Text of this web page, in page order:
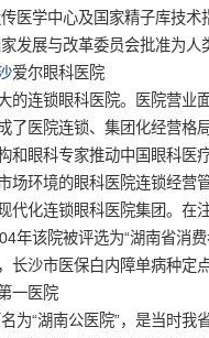
医学中心及国家精子库技
发展与改革委员会批准为人
爱尔眼科医院
的连锁眼科医院。医院营业
了医院连锁、集团化经营格
和眼科专家推动中国眼科医
场环境的眼科医院连锁经营
代化连锁眼科医院集团。在
年该院被评选为“湖南省消
长沙市医保白内障单病种定
一医院
“湖南公医院”，是当时我